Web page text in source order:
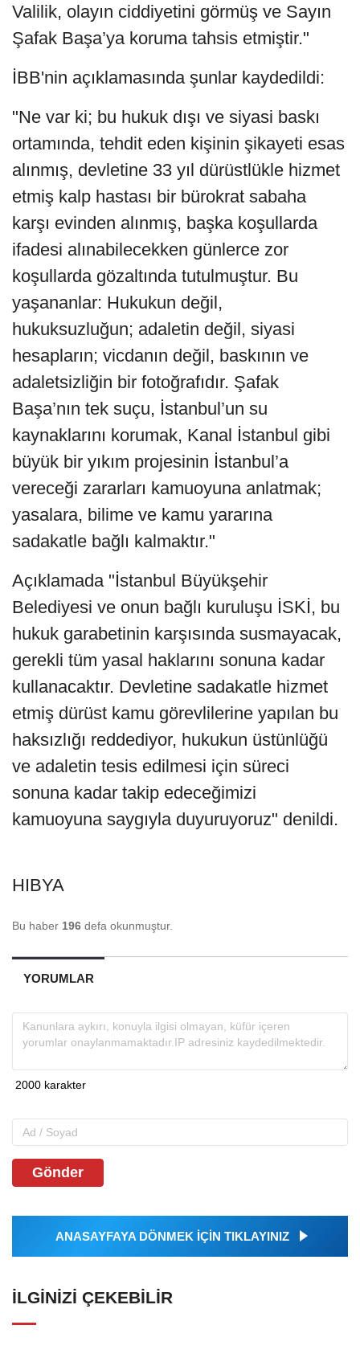
Valilik, olayın ciddiyetini görmüş ve Sayın
Şafak Başa’ya koruma tahsis etmiştir."
İBB'nin açıklamasında şunlar kaydedildi:
"Ne var ki; bu hukuk dışı ve siyasi baskı
ortamında, tehdit eden kişinin şikayeti esas
alınmış, devletine 33 yıl dürüstlükle hizmet
etmiş kalp hastası bir bürokrat sabaha
karşı evinden alınmış, başka koşullarda
ifadesi alınabilecekken günlerce zor
koşullarda gözaltında tutulmuştur. Bu
yaşananlar: Hukukun değil,
hukuksuzluğun; adaletin değil, siyasi
hesapların; vicdanın değil, baskının ve
adaletsizliğin bir fotoğrafıdır. Şafak
Başa’nın tek suçu, İstanbul’un su
kaynaklarını korumak, Kanal İstanbul gibi
büyük bir yıkım projesinin İstanbul’a
vereceği zararları kamuoyuna anlatmak;
yasalara, bilime ve kamu yararına
sadakatle bağlı kalmaktır."
Açıklamada "İstanbul Büyükşehir
Belediyesi ve onun bağlı kuruluşu İSKİ, bu
hukuk garabetinin karşısında susmayacak,
gerekli tüm yasal haklarını sonuna kadar
kullanacaktır. Devletine sadakatle hizmet
etmiş dürüst kamu görevlilerine yapılan bu
haksızlığı reddediyor, hukukun üstünlüğü
ve adaletin tesis edilmesi için süreci
sonuna kadar takip edeceğimizi
kamuoyuna saygıyla duyuruyoruz" denildi.
HIBYA
Bu haber 196 defa okunmuştur.
YORUMLAR
Gönder
ANASAYFAYA DÖNMEK İÇİN TIKLAYINIZ
İLGINIZI ÇEKEBILIR